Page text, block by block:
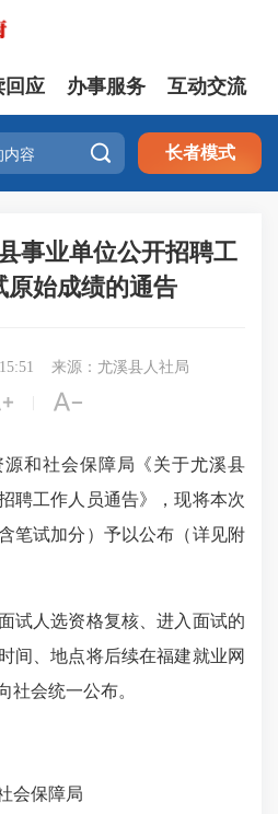
回应 办事服务 互动交流
 长者模式
事业单位公开招聘工
原始成绩的通告
来源：尤溪县人社局

和社会保障局《关于尤溪县
聘工作人员通告》，现将本次
笔试加分）予以公布（详见附
人选资格复核、进入面试的
间、地点将后续在福建就业网
社会统一公布。
保障局